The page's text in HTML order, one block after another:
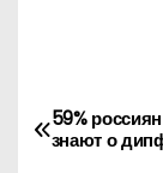
Н59%
знают о